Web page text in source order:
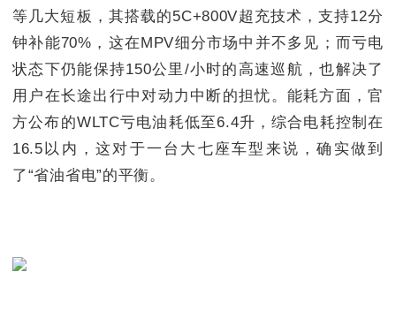
等几大短板，其搭载的5C+800V超充技术，支持12分
钟补能70%，这在MPV细分市场中并不多见；而亏电
状态下仍能保持150公里/小时的高速巡航，也解决了
用户在长途出行中对动力中断的担忧。能耗方面，官
方公布的WLTC亏电油耗低至6.4升，综合电耗控制在
16.5以内，这对于一台大七座车型来说，确实做到
了“省油省电”的平衡。